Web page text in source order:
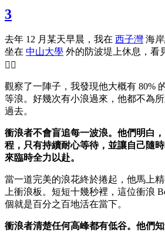
3
去年 12 月某天早晨，我在 西子灣 海
坐在 中山大學 外的防波堤上休息，看
🏄‍♂️
觀察了一陣子，我發現他大概有 80%
等浪。好幾次有小浪過來，他都不為
過去。
衝浪者不會盲追每一波浪。他們明白
程，只有持續耐心等待，並讓自己隨
來臨時全力以赴。
當一道完美的浪花終於捲起，他馬上
上衝浪板。短短十幾秒裡，這位衝浪
個就是百分之百地活在當下。
衝浪者清楚任何高峰都有低谷。他們